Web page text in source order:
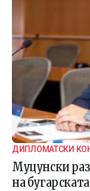
ДИПЛОМАТСКИ
Муцунски
на